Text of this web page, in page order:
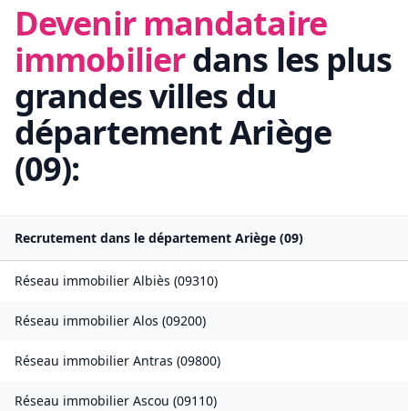
Devenir mandataire
immobilierdans les plus
grandes villes du
départementAriège
(09):
Recrutement dans le département Ariège (09)
Réseau immobilier Albiès (09310)
Réseau immobilier Alos (09200)
Réseau immobilier Antras (09800)
Réseau immobilier Ascou (09110)